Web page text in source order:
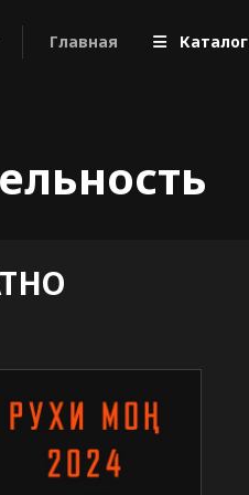
Главная Каталог